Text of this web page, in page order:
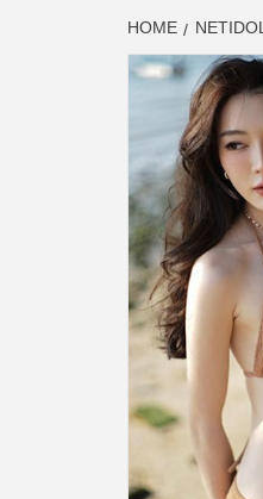
HOME NETIDOL